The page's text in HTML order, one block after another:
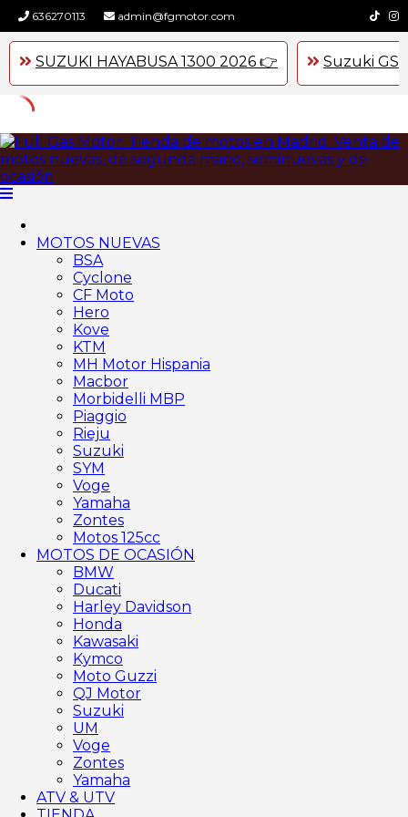
636270113 admin@fgmotor.com
SUZUKI HAYABUSA 1300 2026 👉 Suzuki
Skip
to
content
MOTOS NUEVAS
BSA
Cyclone
CF Moto
Hero
Kove
KTM
MH Motor Hispania
Macbor
Morbidelli MBP
Piaggio
Rieju
Suzuki
SYM
Voge
Yamaha
Zontes
Motos 125cc
MOTOS DE OCASIÓN
BMW
Ducati
Harley Davidson
Honda
Kawasaki
Kymco
Moto Guzzi
QJ Motor
Suzuki
UM
Voge
Zontes
Yamaha
ATV & UTV